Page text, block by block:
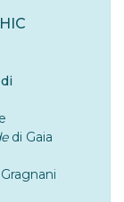
di
di Gaia